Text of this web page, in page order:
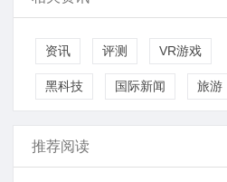
资讯 评测 VR游戏
黑科技 国际新闻 旅游
推荐阅读